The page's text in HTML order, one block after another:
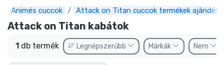
Animés cuccok Attack on Titan cuccok termékek
Attack on Titan kabátok
1 db termék Legnépszerűbb Márkák Nem
Express szállítás
Előrendelhető cuccok
Outlet cuccok